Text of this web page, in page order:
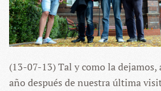
(13-07-13) Tal y como la dejamos,
año después de nuestra última